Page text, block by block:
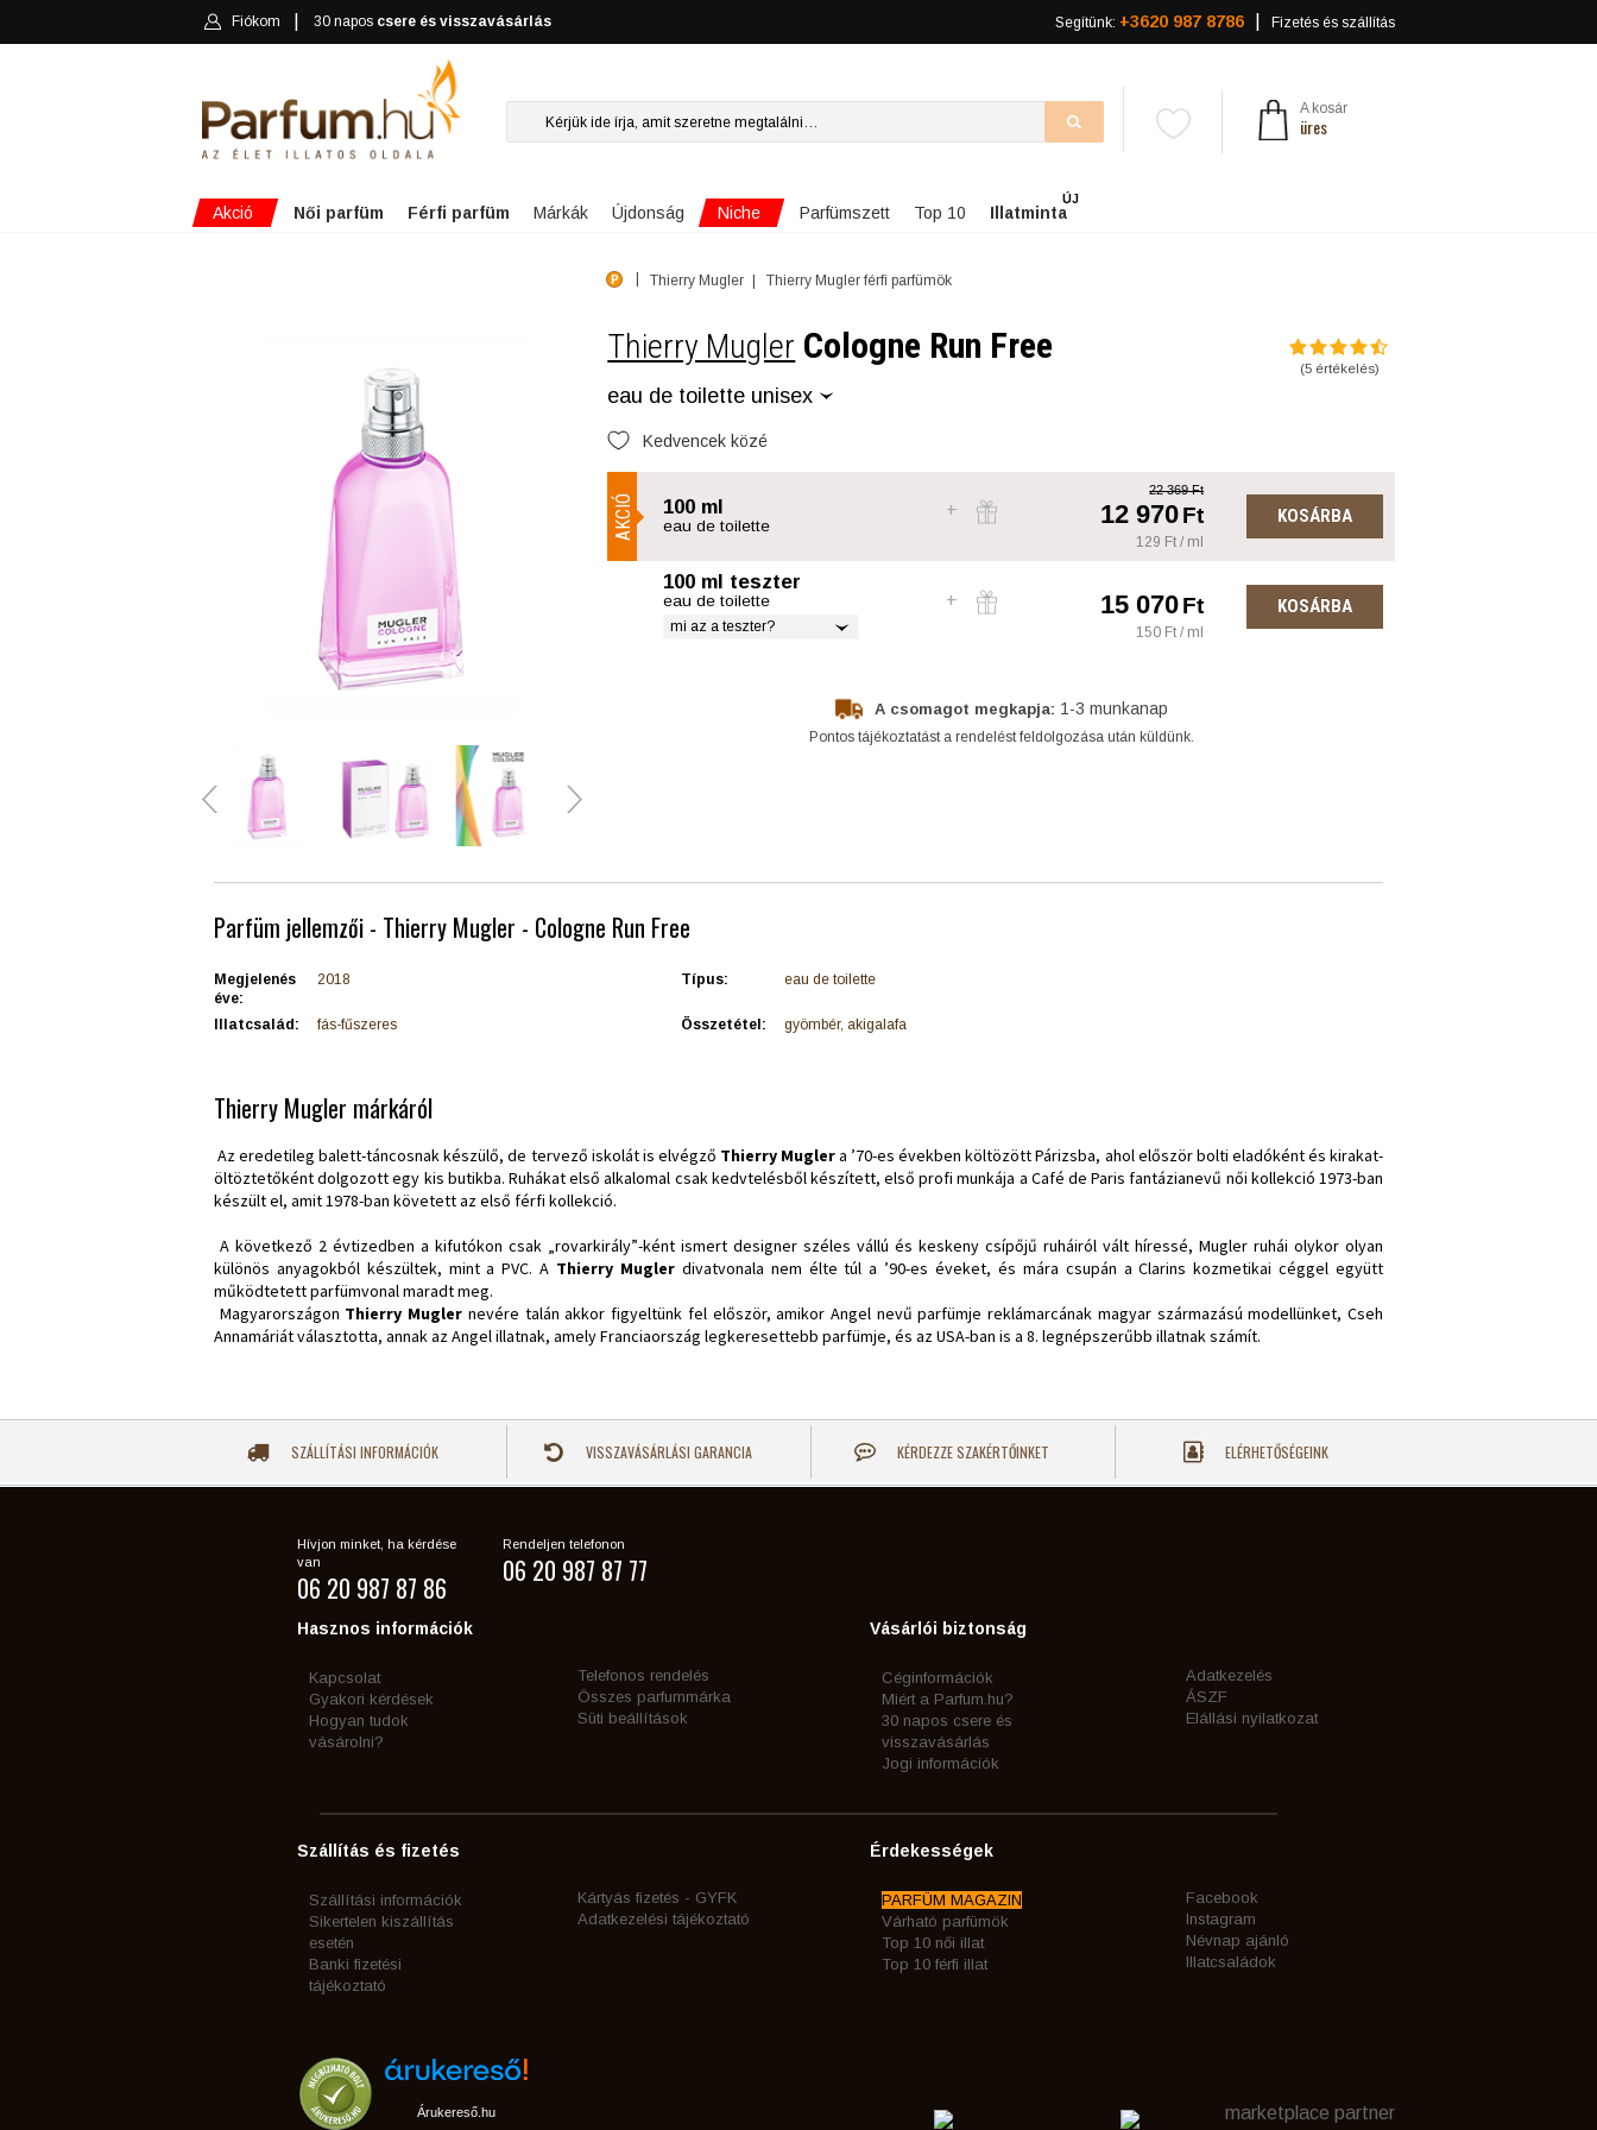
Fiókom 30 napos csere és visszavásárlás Segítünk: +3620 987 8786 Fizetés és szállítás
A kosár
üres
Akció Női parfüm Férfi parfüm Márkák Újdonság Niche Parfümszett Top 10 Illatminta
ÚJ
Thierry Mugler Thierry Mugler férfi parfümök
Thierry Mugler Cologne Run Free
eau de toilette unisex
Kedvencek közé
(5értékelés)
AKCIÓ 100 ml
eau de toilette
22 369 Ft
12 970Ft
129 Ft / ml
KOSÁRBA
100 ml teszter
eau de toilette
mi az a teszter?
15 070Ft
150 Ft / ml
KOSÁRBA
A csomagot megkapja: 1-3 munkanap
Pontos tájékoztatást a rendelést feldolgozása után küldünk.
Parfüm jellemzői - Thierry Mugler - Cologne Run Free
Megjelenés
éve:
2018 Típus: eau de toilette
Illatcsalád: fás-fűszeres Összetétel: gyömbér, akigalafa
Thierry Mugler márkáról
Az eredetileg balett-táncosnak készülő, de tervező iskolát is elvégző Thierry Muglera ’70-es években költözött Párizsba, ahol először bolti eladóként és kirakat-
öltöztetőként dolgozott egy kis butikba. Ruhákat első alkalomal csak kedvtelésből készített, első profi munkája a Café de Paris fantázianevű női kollekció 1973-ban
készült el, amit 1978-ban követett az első férfi kollekció.
A következő 2 évtizedben a kifutókon csak „rovarkirály”-ként ismert designer széles vállú és keskeny csípőjű ruháiról vált híressé, Mugler ruhái olykor olyan
különös anyagokból készültek, mint a PVC. A Thierry Muglerdivatvonala nem élte túl a ’90-es éveket, és mára csupán a Clarins kozmetikai céggel együtt
működtetett parfümvonal maradt meg.
Magyarországon Thierry Mugler nevére talán akkor figyeltünk fel először, amikor Angel nevű parfümje reklámarcának magyar származású modellünket, Cseh
Annamáriát választotta, annak az Angel illatnak, amely Franciaország legkeresettebb parfümje, és az USA-ban is a 8. legnépszerűbb illatnak számít.
SZÁLLÍTÁSI INFORMÁCIÓK VISSZAVÁSÁRLÁSI GARANCIA KÉRDEZZE SZAKÉRTŐINKET ELÉRHETŐSÉGEINK
Hívjon minket, ha kérdése
van
06 20 987 87 86
Rendeljen telefonon
06 20 987 87 77
Hasznos információk
Kapcsolat
Gyakori kérdések
Hogyan tudok
vásárolni?
Telefonos rendelés
Összes parfummárka
Süti beállítások
Vásárlói biztonság
Céginformációk
Miért a Parfum.hu?
30 napos csere és
visszavásárlás
Jogi információk
Adatkezelés
ÁSZF
Elállási nyilatkozat
Szállítás és fizetés
Szállítási információk
Sikertelen kiszállítás
esetén
Banki fizetési
tájékoztató
Kártyás fizetés - GYFK
Adatkezelési tájékoztató
Érdekességek
PARFÜM MAGAZIN
Várható parfümök
Top 10 női illat
Top 10 férfi illat
Facebook
Instagram
Névnap ajánló
Illatcsaládok
Árukereső.hu marketplace partner